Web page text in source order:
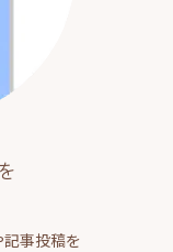
事投稿を